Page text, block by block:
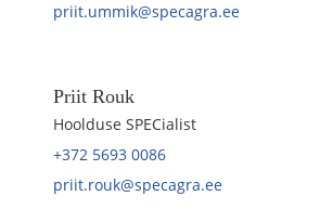
priit.ummik@specagra.ee
Priit Rouk
Hoolduse SPECialist
+372 5693 0086
priit.rouk@specagra.ee